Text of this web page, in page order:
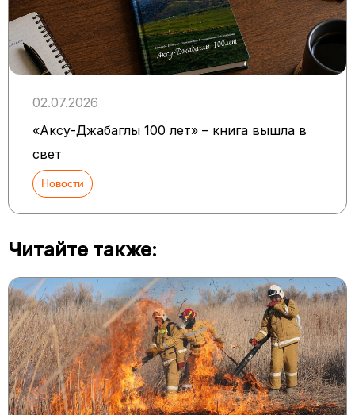
02.07.2026
«Аксу-Джабаглы 100 лет» – книга вышла в
свет
Новости
Читайте также: